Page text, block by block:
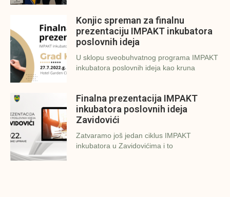
Konjic spreman za finalnu
prezentaciju IMPAKT inkubatora
poslovnih ideja
U sklopu sveobuhvatnog programa IMPAKT
inkubatora poslovnih ideja kao kruna
Finalna prezentacija IMPAKT
inkubatora poslovnih ideja
Zavidovići
Zatvaramo još jedan ciklus IMPAKT
inkubatora u Zavidovićima i to